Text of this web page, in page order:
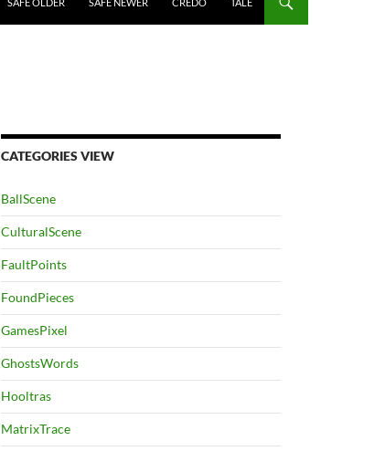
CATEGORIES VIEW
BallScene
CulturalScene
FaultPoints
FoundPieces
GamesPixel
GhostsWords
Hooltras
MatrixTrace